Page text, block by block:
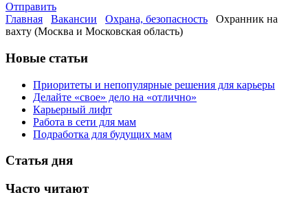
Отправить
Главная
Вакансии Охрана, безопасность
Охранник на
вахту (Москва и Московская область)
Новые статьи
Приоритеты и непопулярные решения для карьеры
Делайте «свое» дело на «отлично»
Карьерный лифт
Работа в сети для мам
Подработка для будущих мам
Статья дня
Часто читают